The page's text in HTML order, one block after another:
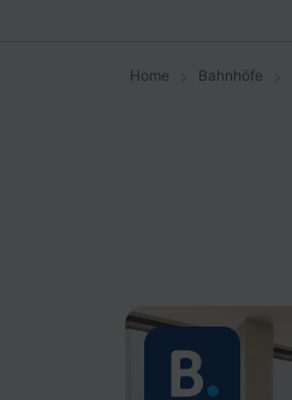
Home Bahnhöfe